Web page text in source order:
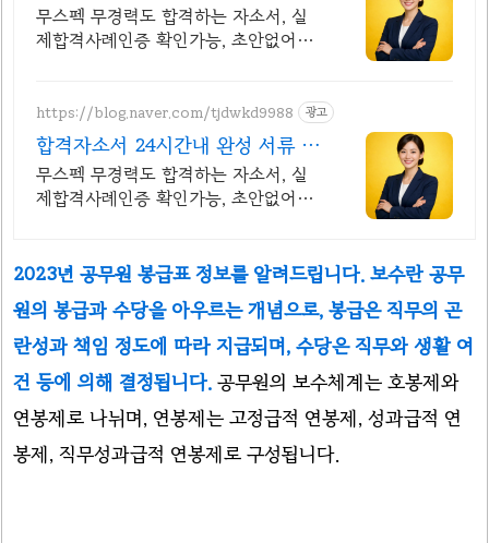
격의 비밀
무스펙 무경력도 합격하는 자소서, 실
제합격사례인증 확인가능, 초안없어도
https://blog.naver.com/tjdwkd9988 광고
합격자소서 24시간내 완성 서류 합
격의 비밀
무스펙 무경력도 합격하는 자소서, 실
제합격사례인증 확인가능, 초안없어도
2023년 공무원 봉급표 정보를 알려드립니다. 보수란 공무
원의 봉급과 수당을 아우르는 개념으로, 봉급은 직무의 곤
란성과 책임 정도에 따라 지급되며, 수당은 직무와 생활 여
건 등에 의해 결정됩니다. 공무원의 보수체계는 호봉제와
연봉제로 나뉘며, 연봉제는 고정급적 연봉제, 성과급적 연
봉제, 직무성과급적 연봉제로 구성됩니다.